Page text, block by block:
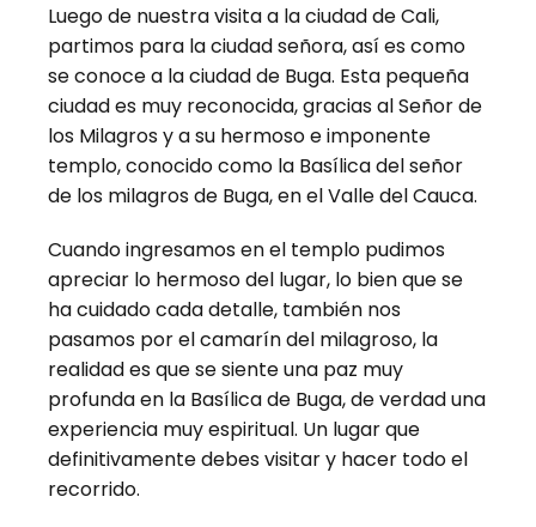
Luego de nuestra visita a la ciudad de Cali,
partimos para la ciudad señora, así es como
se conoce a la ciudad de Buga. Esta pequeña
ciudad es muy reconocida, gracias al Señor de
los Milagros y a su hermoso e imponente
templo, conocido como la Basílica del señor
de los milagros de Buga, en el Valle del Cauca.
Cuando ingresamos en el templo pudimos
apreciar lo hermoso del lugar, lo bien que se
ha cuidado cada detalle, también nos
pasamos por el camarín del milagroso, la
realidad es que se siente una paz muy
profunda en la Basílica de Buga, de verdad una
experiencia muy espiritual. Un lugar que
definitivamente debes visitar y hacer todo el
recorrido.